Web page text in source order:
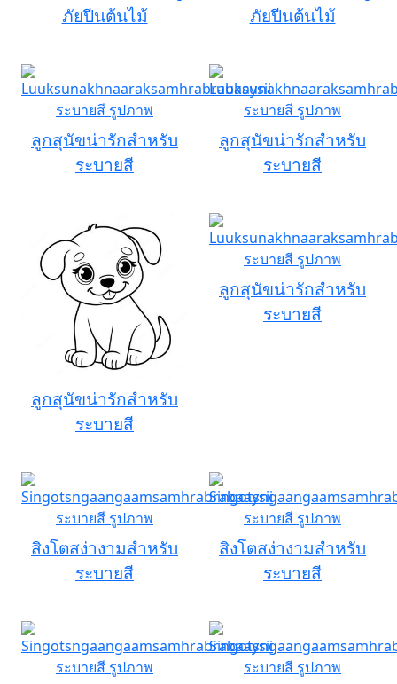
ภัยปีนต้นไม้
ภัยปีนต้นไม้
ลูกสุนัขน่ารักสำหรับ
ระบายสี
ลูกสุนัขน่ารักสำหรับ
ระบายสี
ลูกสุนัขน่ารักสำหรับ
ระบายสี
ลูกสุนัขน่ารักสำหรับ
ระบายสี
สิงโตสง่างามสำหรับ
ระบายสี
สิงโตสง่างามสำหรับ
ระบายสี